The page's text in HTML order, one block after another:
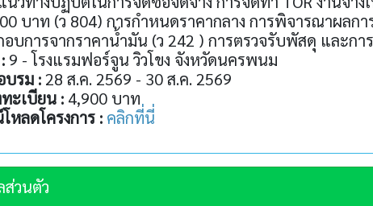
บาท (ว 804) การกำหนดราคากลาง การพิจารณาผล
อบการจากราคาน้ำมัน (ว 242 ) การตรวจรับพัสดุ และก
9 - โรงแรมฟอร์จูน วิวโขง จังหวัดนครพนม
บรม : 28 ส.ค. 2569 - 30 ส.ค. 2569
ะเบียน : 4,900 บาท
หลดโครงการ : คลิกที่นี่
ส่วนตัว